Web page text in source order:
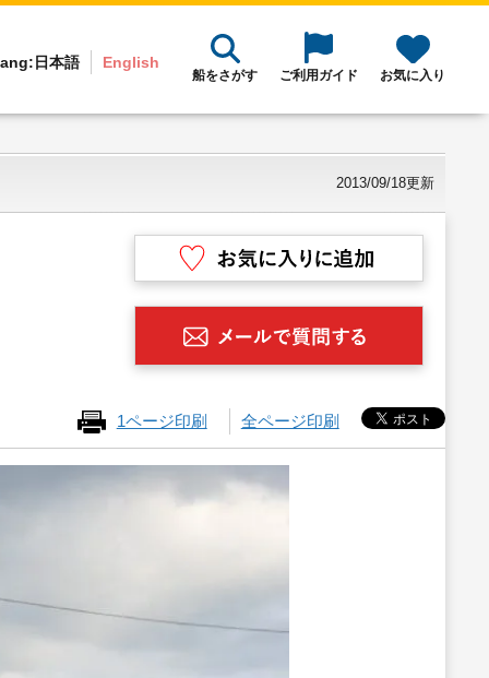
日本語 English
船をさがす ご利用ガイド お気に入り
2013/09/18更新
1ページ印刷 全ページ印刷